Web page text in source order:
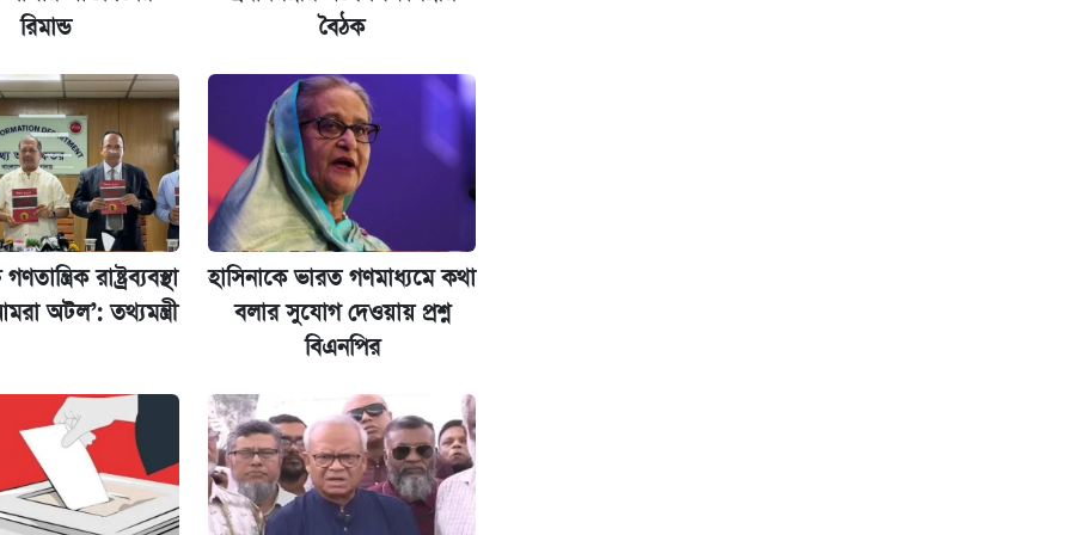
ফেরত পাঠানো হলো
রিমান্ড
বৈঠক
রাষ্ট্রব্যবস্থা
অটল’: তথ্যমন্ত্রী
হাসিনাকে ভারত গণমাধ্যমে কথা
বলার সুযোগ দেওয়ায় প্রশ্ন
বিএনপির